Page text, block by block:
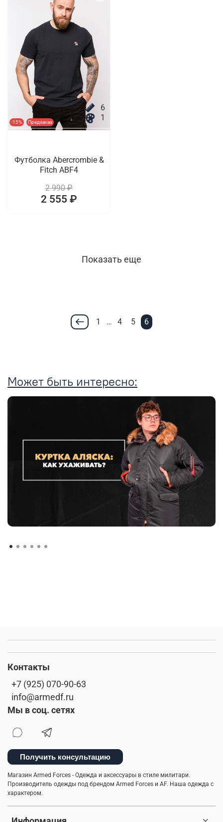
-15% Предзаказ
6
1
Футболка Abercrombie &
Fitch ABF4
2 990 ₽
2 555 ₽
Показать еще
1 … 4 5 6
Может быть интересно:
Контакты
+7 (925) 070-90-63
info@armedf.ru
Мы в соц. сетях
Получить консультацию
Магазин Armed Forces - Одежда и аксессуары в стиле милитари.
Производитель одежды под брендом Armed Forces и AF. Наша одежда с
характером.